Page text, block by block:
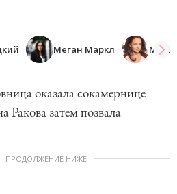
Меган Маркл
оказала сокамернице
затем позвала
ПРОДОЛЖЕНИЕ НИЖЕ